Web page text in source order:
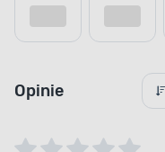
Opinie